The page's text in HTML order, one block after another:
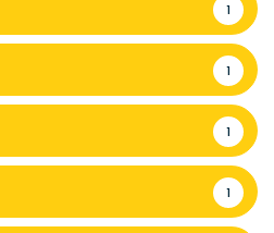
1
1
1
1